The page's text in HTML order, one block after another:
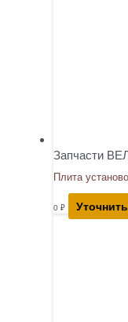
Запчасти
Плита
0 ₽